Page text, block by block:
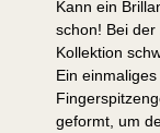
Kann ein
schon! Bei der
Kollektion
Ein
geformt, um